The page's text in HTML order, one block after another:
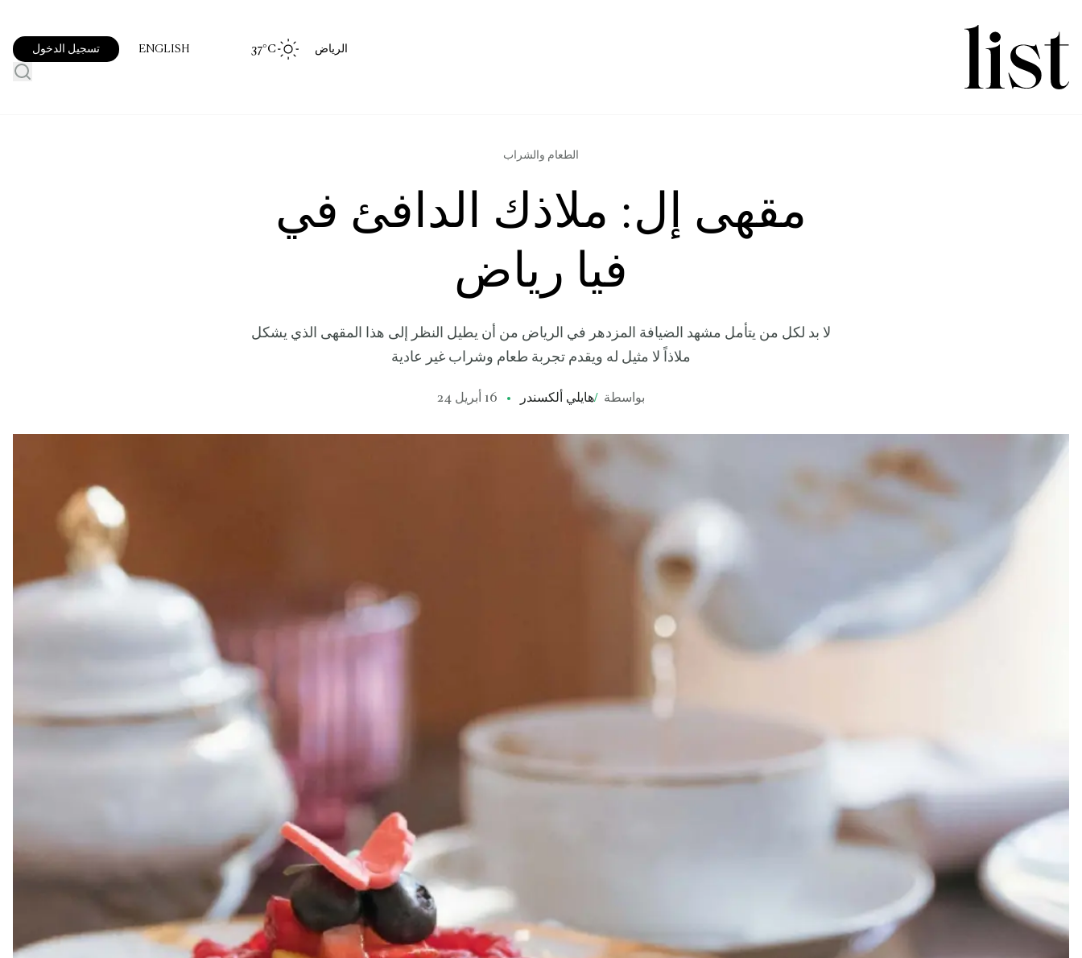
الرياض 37 °C
ENGLISH تسجيل الدخول
الطعام والشراب
مقهى إل: ملاذك الدافئ في
فيا رياض
لا بد لكل من يتأمل مشهد الضيافة المزدهر في الرياض من أن يطيل النظر إلى هذا المقهى الذي يشكل
ملاذاً لا مثيل له ويقدم تجربة طعام وشراب غير عادية
بواسطة /هايلي ألكسندر 16 أبريل 24